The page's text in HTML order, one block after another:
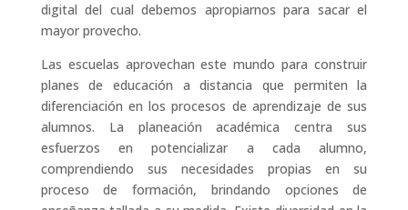
digital del cual debemos apropiarnos para sacar el
mayor provecho.
Las escuelas aprovechan este mundo para construir
planes de educación a distancia que permiten la
diferenciación en los procesos de aprendizaje de sus
alumnos. La planeación académica centra sus
esfuerzos en potencializar a cada alumno,
comprendiendo sus necesidades propias en su
proceso de formación, brindando opciones de